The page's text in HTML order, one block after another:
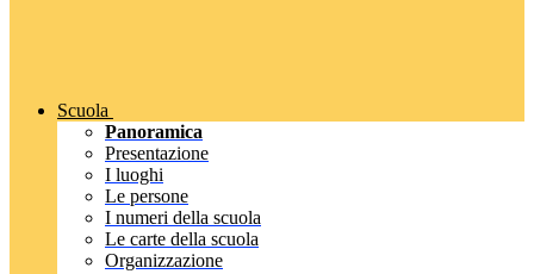
Scuola
Panoramica
Presentazione
I luoghi
Le persone
I numeri della scuola
Le carte della scuola
Organizzazione